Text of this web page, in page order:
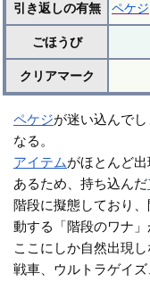
引き返しの有無 ペケジ
ごほうび
クリアマーク
ペケジが迷い込んで
なる。
アイテムがほとんど
あるため、持ち込んだ
階段に擬態しており
動する「階段のワナ」
ここにしか自然出現
戦車、ウルトラゲイズ